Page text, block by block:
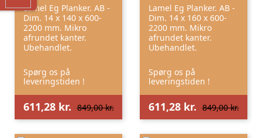
Lamel Eg Planker. AB -
Dim. 14 x 140 x 600-
2200 mm. Mikro
afrundet kanter.
Ubehandlet.
Spørg os på
leveringstiden !
611,28 kr. 849,00 kr.
Lamel Eg Planker. AB -
Dim. 14 x 160 x 600-
2200 mm. Mikro
afrundet kanter.
Ubehandlet.
Spørg os på
leveringstiden !
611,28 kr. 849,00 kr.